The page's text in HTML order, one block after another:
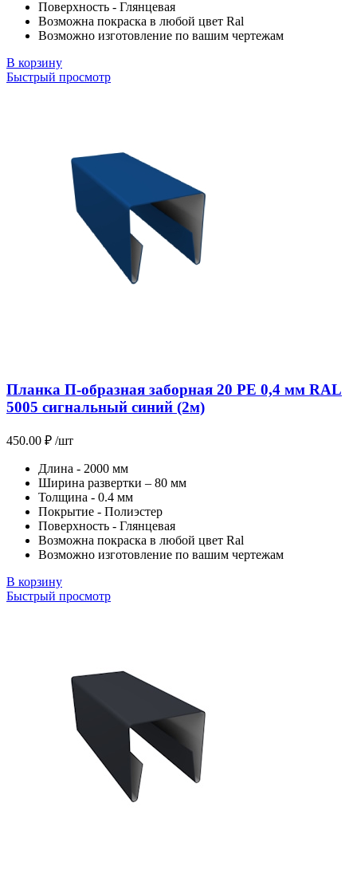
Поверхность - Глянцевая
Возможна покраска в любой цвет Ral
Возможно изготовление по вашим чертежам
В корзину
Быстрый просмотр
Планка П-образная заборная 20 PE 0,4 мм RAL
5005 сигнальный синий (2м)
450.00 ₽ /шт
Длина - 2000 мм
Ширина развертки – 80 мм
Толщина - 0.4 мм
Покрытие - Полиэстер
Поверхность - Глянцевая
Возможна покраска в любой цвет Ral
Возможно изготовление по вашим чертежам
В корзину
Быстрый просмотр